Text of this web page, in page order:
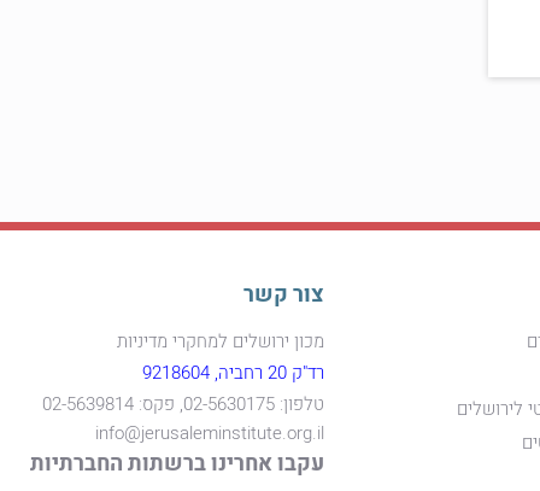
לירושלים
צור קשר
מכון ירושלים למחקרי מדיניות
רד"ק 20 רחביה, 9218604
טלפון: 02-5630175, פקס: 02-5639814
info@jerusaleminstitute.org.il
עקבו אחרינו ברשתות החברתיות